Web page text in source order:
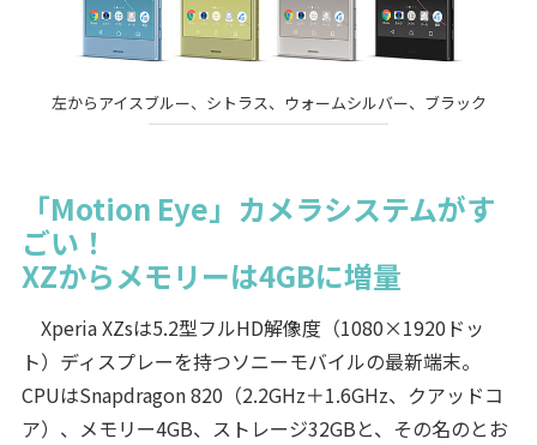
左からアイスブルー、シトラス、ウォームシルバー、ブラック
「Motion Eye」カメラシステムがす
ごい！
XZからメモリーは4GBに増量
Xperia XZsは5.2型フルHD解像度（1080×1920ドッ
ト）ディスプレーを持つソニーモバイルの最新端末。
CPUはSnapdragon 820（2.2GHz＋1.6GHz、クアッドコ
ア）、メモリー4GB、ストレージ32GBと、その名のとお